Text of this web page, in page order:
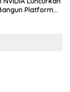
Platform